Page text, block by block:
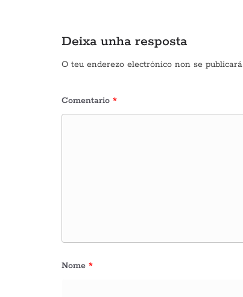
Deixa unha resposta
O teu enderezo electrónico non se publicará
Comentario *
Nome *